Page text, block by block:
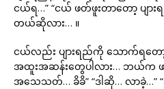
ငယ်ရ…” “ငယ် ဖတ်ဖူးတာတော့ ပျာ
တယ်ဆိုလား… ။
ငယ်လည်း ပျားရည်ကို သောက်ရတေ
အထူးအဆန်းတွေပါလား… ဘယ်က ဖ
အသေသတ်… ခိခိ” “ဒါဆို… လာခဲ့…”